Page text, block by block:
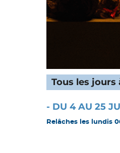
Tous les jours
- DU 4 AU 25
Relâches les lundis